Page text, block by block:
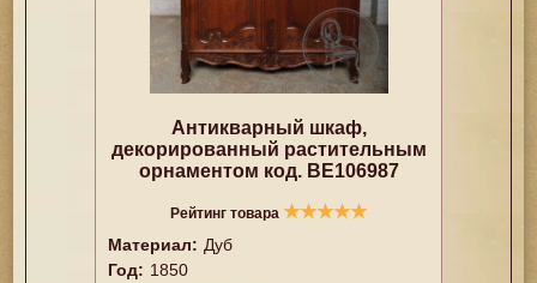
Антикварный шкаф,
декорированный растительным
орнаментом код. BE106987
Рейтинг товара ★★★★★
Материал: Дуб
Год: 1850